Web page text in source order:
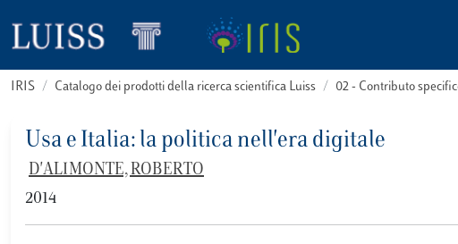
IRIS Catalogo dei prodotti della ricerca scientifica Luiss 02 - Contributo
Usa e Italia: la politica nell'era digitale
D'ALIMONTE, ROBERTO
2014